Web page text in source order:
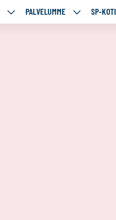
KOHTEEMME
PALVELUMME
PALVELUMME
SP-KOTI